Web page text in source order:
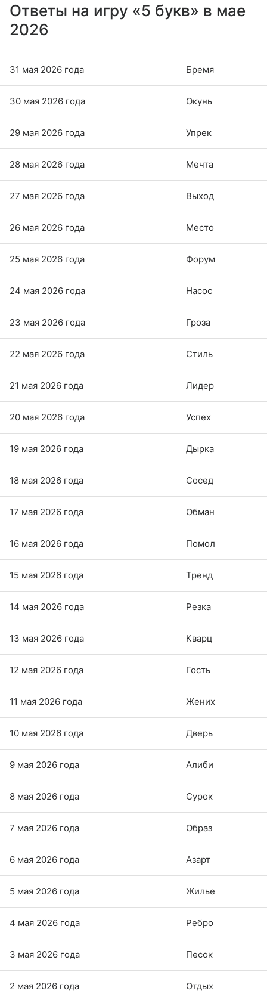
Ответы на игру «5 букв» в мае
2026
31 мая 2026 года Бремя
30 мая 2026 года Окунь
29 мая 2026 года Упрек
28 мая 2026 года Мечта
27 мая 2026 года Выход
26 мая 2026 года Место
25 мая 2026 года Форум
24 мая 2026 года Насос
23 мая 2026 года Гроза
22 мая 2026 года Стиль
21 мая 2026 года Лидер
20 мая 2026 года Успех
19 мая 2026 года Дырка
18 мая 2026 года Сосед
17 мая 2026 года Обман
16 мая 2026 года Помол
15 мая 2026 года Тренд
14 мая 2026 года Резка
13 мая 2026 года Кварц
12 мая 2026 года Гость
11 мая 2026 года Жених
10 мая 2026 года Дверь
9 мая 2026 года Алиби
8 мая 2026 года Сурок
7 мая 2026 года Образ
6 мая 2026 года Азарт
5 мая 2026 года Жилье
4 мая 2026 года Ребро
3 мая 2026 года Песок
2 мая 2026 года Отдых